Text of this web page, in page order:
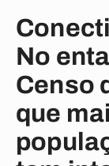
No
Censo
que